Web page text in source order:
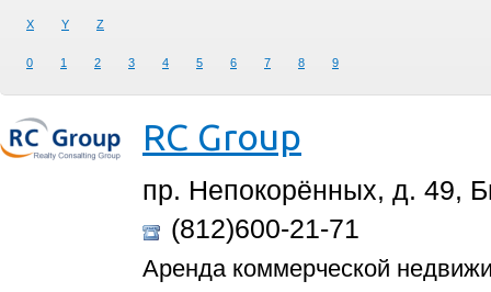
X Y Z
0 1 2 3 4 5 6 7 8 9
RC Group
пр. Непокорённых, д. 49,
(812)600-21-71
Аренда коммерческой